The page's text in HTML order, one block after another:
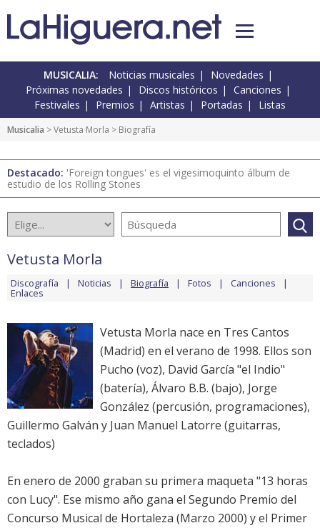
MUSICALIA: Noticias musicales
Novedades
Próximas novedades
Discos históricos
Canciones
Festivales
Premios Artistas Portadas Listas
Musicalia >Vetusta Morla > Biografía
Destacado: 'Foreign tongues' es el vigesimoquinto álbum de
estudio de los Rolling Stones
Vetusta Morla
Discografía Noticias Biografía Fotos Canciones
Enlaces
Vetusta Morla nace en Tres Cantos
(Madrid) en el verano de 1998. Ellos son
Pucho (voz), David García "el Indio"
(batería), Álvaro B.B. (bajo), Jorge
González (percusión, programaciones),
Guillermo Galván y Juan Manuel Latorre (guitarras,
teclados)
En enero de 2000 graban su primera maqueta "13 horas
con Lucy". Ese mismo año gana el Segundo Premio del
Concurso Musical de Hortaleza (Marzo 2000) y el Primer